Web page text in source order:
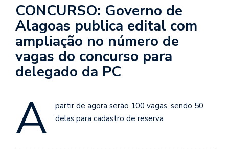
CONCURSO: Governo de
Alagoas publica edital com
ampliação no número de
vagas do concurso para
delegado da PC
A
partir de agora serão 100 vagas, sendo 50
delas para cadastro de reserva